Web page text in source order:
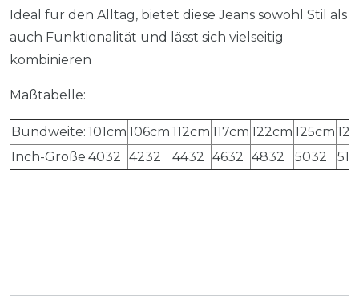
Ideal für den Alltag, bietet diese Jeans sowohl Stil als
auch Funktionalität und lässt sich vielseitig
kombinieren
Maßtabelle:
Bundweite: 101cm 106cm 112cm 117cm 122cm 125cm
Inch-Größe 4032 4232 4432 4632 4832 5032